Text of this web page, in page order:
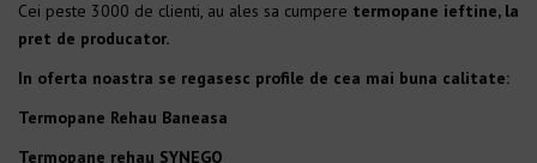
Cei peste 3000 de clienti, au ales sa cumpere termopane ieftine, la
pret de producator.
In oferta noastra se regasesc profile de cea mai buna calitate:
Termopane Rehau Baneasa
Termopane rehau SYNEGO